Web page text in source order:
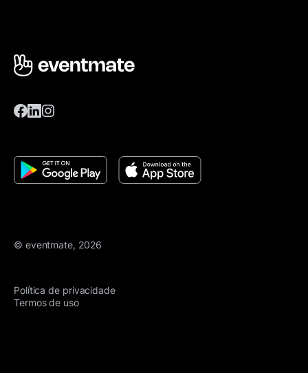
© eventmate, 2026
Política de privacidade
Termos de uso